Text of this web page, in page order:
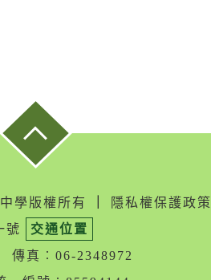
學版權所有 隱私權保護政策
號
交通位置
傳真︰06-2348972